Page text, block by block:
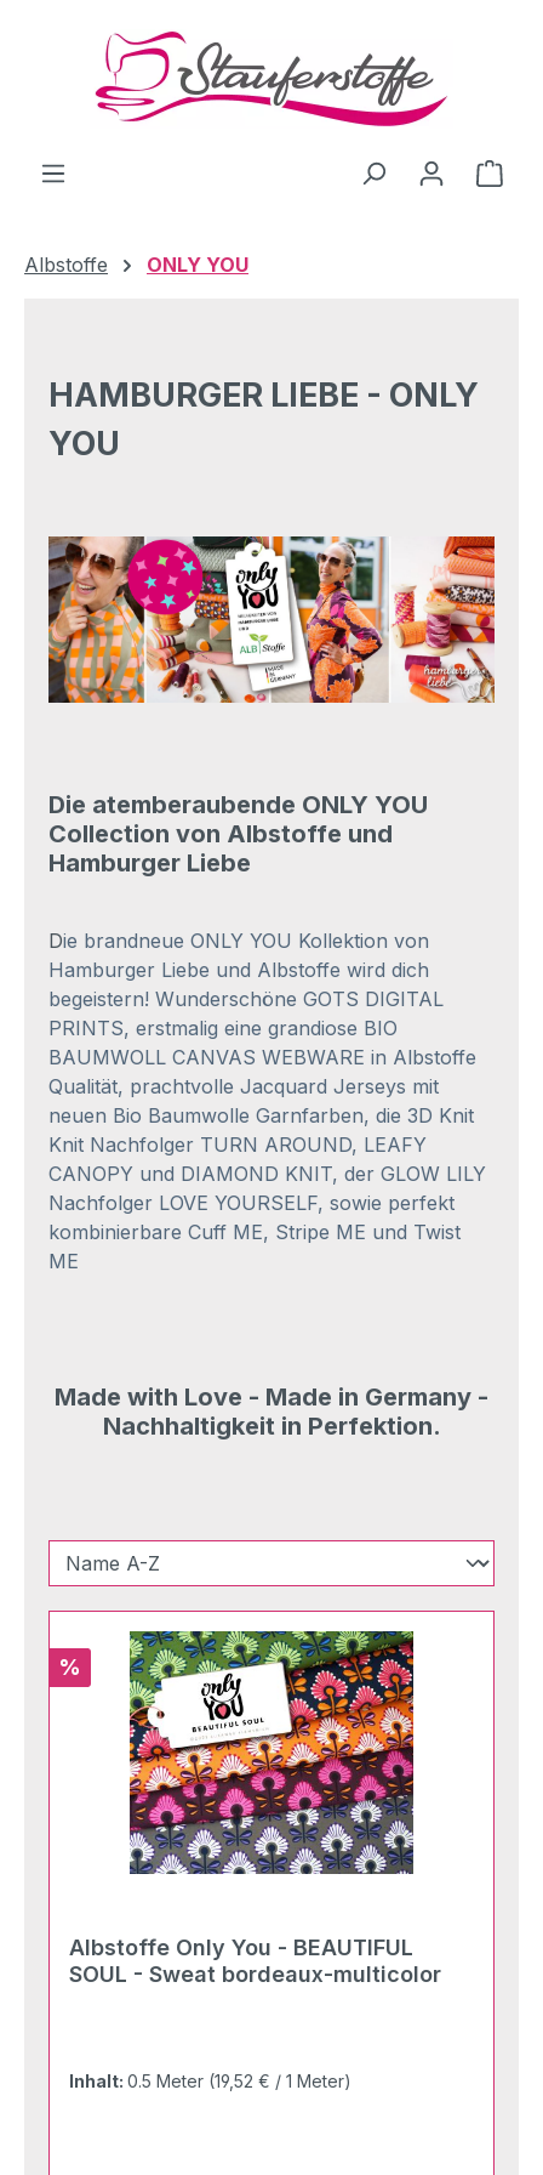
Zum Hauptinhalt springen
Albstoffe ONLY YOU
HAMBURGER LIEBE - ONLY
YOU
Die atemberaubende ONLY YOU
Collection von Albstoffe und
Hamburger Liebe
Die brandneue ONLY YOU Kollektion von
Hamburger Liebe und Albstoffe wird dich
begeistern! Wunderschöne GOTS DIGITAL
PRINTS, erstmalig eine grandiose BIO
BAUMWOLL CANVAS WEBWARE in Albstoffe
Qualität, prachtvolle Jacquard Jerseys mit
neuen Bio Baumwolle Garnfarben, die 3D Knit
Knit Nachfolger TURN AROUND, LEAFY
CANOPY und DIAMOND KNIT, der GLOW LILY
Nachfolger LOVE YOURSELF, sowie perfekt
kombinierbare Cuff ME, Stripe ME und Twist
ME
Made with Love - Made in Germany -
Nachhaltigkeit in Perfektion.
Rabatt
%
Albstoffe Only You - BEAUTIFUL
SOUL - Sweat bordeaux-multicolor
Inhalt: 0.5 Meter (19,52 € / 1 Meter)